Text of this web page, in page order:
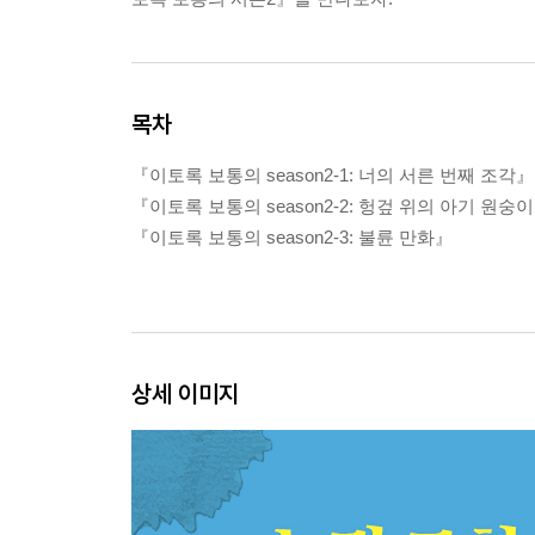
목차
『이토록 보통의 season2-1: 너의 서른 번째 조각』
『이토록 보통의 season2-2: 헝겊 위의 아기 원숭
『이토록 보통의 season2-3: 불륜 만화』
상세 이미지